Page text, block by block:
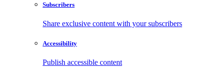
Subscribers
Share exclusive content with your subscribers
Accessibility
Publish accessible content